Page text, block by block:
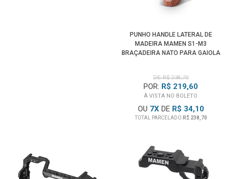
PUNHO HANDLE LATERAL DE
MADEIRA MAMEN S1-M3
BRAÇADEIRA NATO PARA GAIOLA
DE: R$ 238,70
POR: R$ 219,60
À VISTA NO BOLETO
OU 7XDE R$ 34,10
TOTAL PARCELADO R$ 238,70